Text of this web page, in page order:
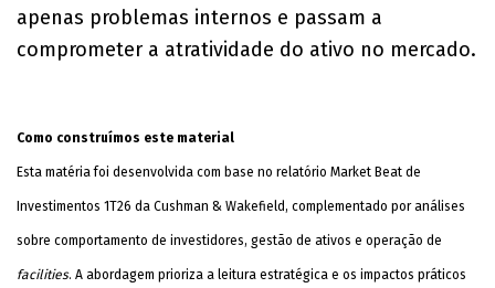
apenas problemas internos e passam a
comprometer a atratividade do ativo no mercado.
Como construímos este material
Esta matéria foi desenvolvida com base no relatório Market Beat de
Investimentos 1T26 da Cushman & Wakefield, complementado por análises
sobre comportamento de investidores, gestão de ativos e operação de
facilities. A abordagem prioriza a leitura estratégica e os impactos práticos